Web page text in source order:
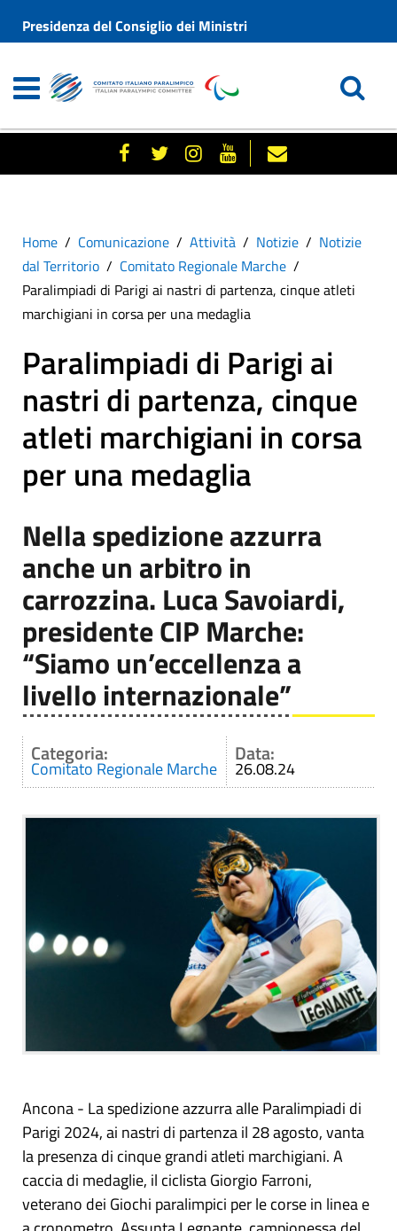
Presidenza del Consiglio dei Ministri
Home Comunicazione Attività Notizie
Notizie
dal Territorio
Comitato Regionale Marche
Paralimpiadi di Parigi ai nastri di partenza, cinque atleti
marchigiani in corsa per una medaglia
Paralimpiadi di Parigi ai
nastri di partenza, cinque
atleti marchigiani in corsa
per una medaglia
Nella spedizione azzurra
anche un arbitro in
carrozzina. Luca Savoiardi,
presidente CIP Marche:
“Siamo un’eccellenza a
livello internazionale”
Categoria:
Comitato Regionale Marche
Data:
26.08.24
Ancona - La spedizione azzurra alle Paralimpiadi di
Parigi 2024, ai nastri di partenza il 28 agosto, vanta
la presenza di cinque grandi atleti marchigiani. A
caccia di medaglie, il ciclista Giorgio Farroni,
veterano dei Giochi paralimpici per le corse in linea e